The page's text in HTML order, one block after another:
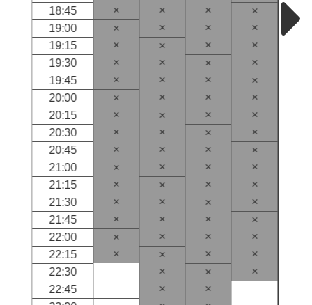
18:45
× × ×
×
19:00
× × ×
×
19:15
× × ×
×
19:30
× × ×
×
19:45
× × ×
×
20:00
× × ×
×
20:15
× × ×
×
20:30
× × ×
×
20:45
× × ×
×
21:00
× × ×
×
21:15
× × ×
×
21:30
× × ×
×
21:45
× × ×
×
22:00
× × ×
×
22:15
× × ×
×
22:30
× ×
×
22:45
×
×